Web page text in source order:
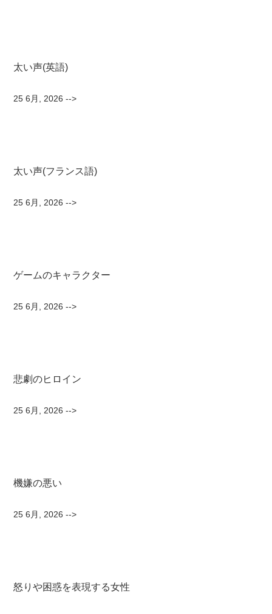
太い声(英語)
25 6月, 2026 -->
太い声(フランス語)
25 6月, 2026 -->
ゲームのキャラクター
25 6月, 2026 -->
悲劇のヒロイン
25 6月, 2026 -->
機嫌の悪い
25 6月, 2026 -->
怒りや困惑を表現する女性